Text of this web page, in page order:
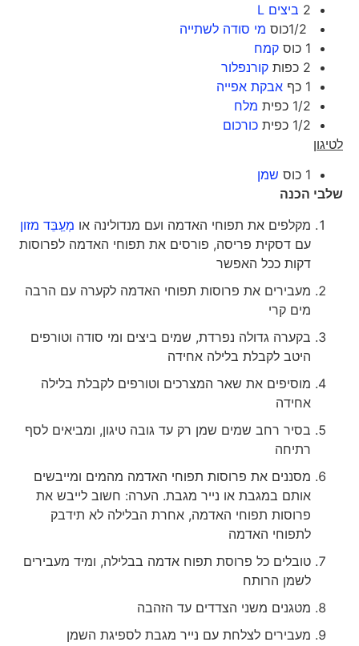
2
ביצים L
1/2כוס
מי סודה לשתייה
1 כוס
קמח
2 כפות
קורנפלור
1 כף
אבקת אפייה
1/2 כפית
מלח
1/2 כפית
כורכום
לטיגון
1 כוס
שמן
שלבי הכנה
מקלפים את תפוחי האדמה ועם מנדולינה או מְעְַבֵּד מזון
עם דסקית פריסה, פורסים את תפוחי האדמה לפרוסות
דקות ככל האפשר
מעבירים את פרוסות תפוחי האדמה לקערה עם הרבה
מים קרי
בקערה גדולה נפרדת, שמים ביצים ומי סודה וטורפים
היטב לקבלת בלילה אחידה
מוסיפים את שאר המצרכים וטורפים לקבלת בלילה
אחידה
בסיר רחב שמים שמן רק עד גובה טיגון, ומביאים לסף
רתיחה
מסננים את פרוסות תפוחי האדמה מהמים ומייבשים
אותם במגבת או נייר מגבת. הערה: חשוב לייבש את
פרוסות תפוחי האדמה, אחרת הבלילה לא תידבק
לתפוחי האדמה
טובלים כל פרוסת תפוח אדמה בבלילה, ומיד מעבירים
לשמן הרותח
מטגנים משני הצדדים עד הזהבה
מעבירים לצלחת עם נייר מגבת לספיגת השמן